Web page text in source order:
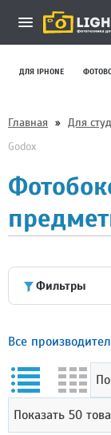
ДЛЯ IPHONE
Главная » Для
Godox
Фильтры
Все